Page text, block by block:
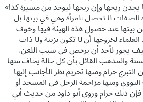
يجدن ريحها وإن ريحها ليوجد من مسيرة كذا»
لا تحصل للمرأة وهي في بيتها بل
عند حصول هذه الهيئة فيها وخوف
لخروجها أن لا تكون بزينة ولا ذات
يجوز لأحد أن يرخص في سبب اللعن،
والمذهب القائل بأن كل حالة يخاف منها
حرام ومنها تحريم نظر الأجانب إليها
ومنها مزاحمة الرجل في المسجد أو
ذلك حرام وروى أبو داود من حديث أبي